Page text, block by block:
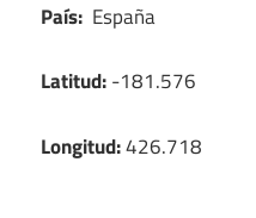
País: España
Latitud:-181.576
Longitud:426.718